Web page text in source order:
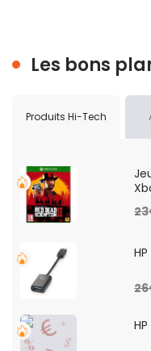
Les bons
Produits Hi-Tech